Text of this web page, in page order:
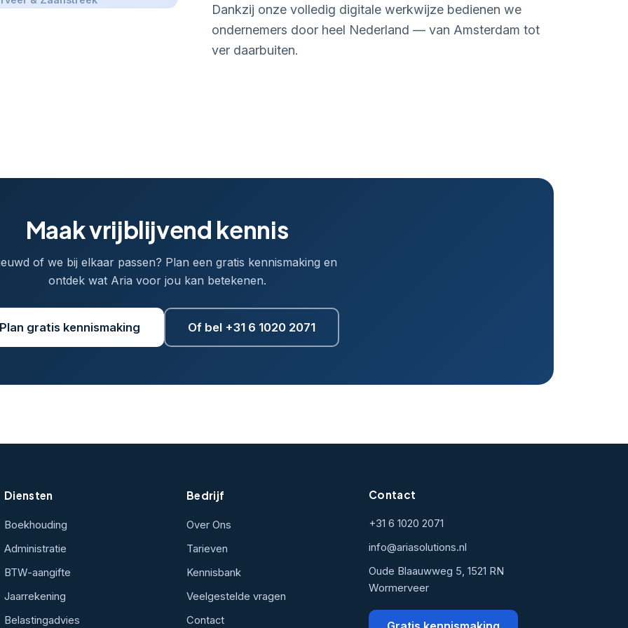
Dankzij onze volledig digitale werkwijze bedienen we
ondernemers door heel Nederland — van Amsterdam tot
ver daarbuiten.
Maak vrijblijvend kennis
of we bij elkaar passen? Plan een gratis kennismaking en
ontdek wat Aria voor jou kan betekenen.
gratis kennismaking Of bel +31 6 1020 2071
Diensten
Boekhouding
Administratie
BTW-aangifte
Jaarrekening
Belastingadvies
Bedrijf
Over Ons
Tarieven
Kennisbank
Veelgestelde vragen
Contact
Contact
+31 6 1020 2071
info@ariasolutions.nl
Oude Blaauwweg 5, 1521 RN
Wormerveer